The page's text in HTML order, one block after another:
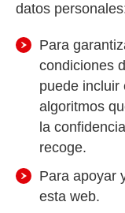
datos
Para
condiciones
puede incluir
algoritmos
la
recoge.
Para apoyar
esta web.